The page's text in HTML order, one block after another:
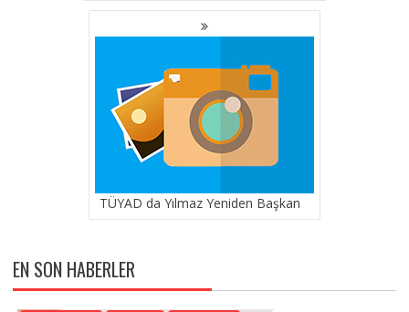
TÜYAD da Yılmaz Yeniden Başkan
EN SON HABERLER